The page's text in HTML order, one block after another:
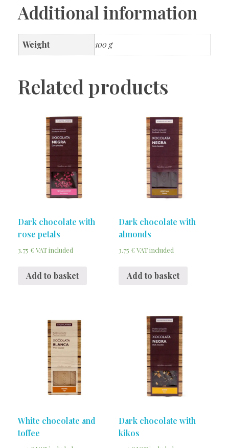
Additional information
Weight 100 g
Related products
Dark chocolate with
rose petals
3.75 €VAT included
Add to basket
Dark chocolate with
almonds
3.75 € VAT included
Add to basket
White chocolate and
toffee
Dark chocolate with
kikos